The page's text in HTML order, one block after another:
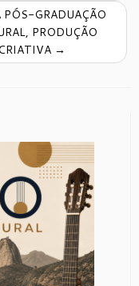
GRADUAÇÃO
PRODUÇÃO
→